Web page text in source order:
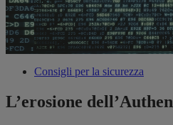
Consigli per la sicurezza
L’erosione